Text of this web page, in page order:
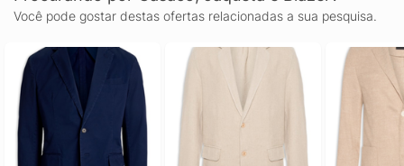
Você pode gostar destas ofertas relacionadas a sua pesquisa.